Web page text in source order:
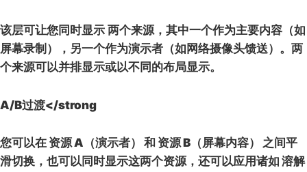
该层可让您同时显示 两个来源，其中一个作为主要内容（如
屏幕录制），另一个作为演示者（如网络摄像头馈送）。两
个来源可以并排显示或以不同的布局显示。
A/B过渡</strong
您可以在 资源 A（演示者） 和 资源 B（屏幕内容）
之间平
滑切换，也可以同时显示这两个资源，还可以应用诸如 溶解